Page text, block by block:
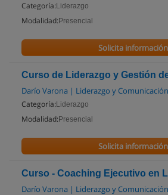
Categoría: Liderazgo
Modalidad: Presencial
Solicita información
Curso de Liderazgo y Gestión
Darío Varona | Liderazgo y Comunicación
Categoría: Liderazgo
Modalidad: Presencial
Solicita información
Curso - Coaching Ejecutivo en
Darío Varona | Liderazgo y Comunicación